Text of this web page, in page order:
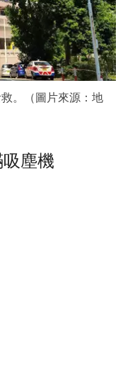
。（圖片來源：地
塵機